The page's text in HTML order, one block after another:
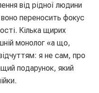
від рідної людини
переносить фокус
Кілька щирих
монолог «а що,
я не сам, про
подарунок, який